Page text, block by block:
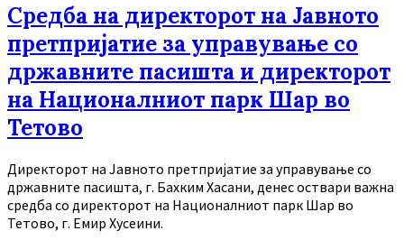
Средба на директорот на Јавното
претпријатие за управување со
државните пасишта и директорот
на Националниот парк Шар во
Тетово
Директорот на Јавното претпријатие за управување со
државните пасишта, г. Бахким Хасани, денес оствари важна
средба со директорот на Националниот парк Шар во
Тетово, г. Емир Хусеини.